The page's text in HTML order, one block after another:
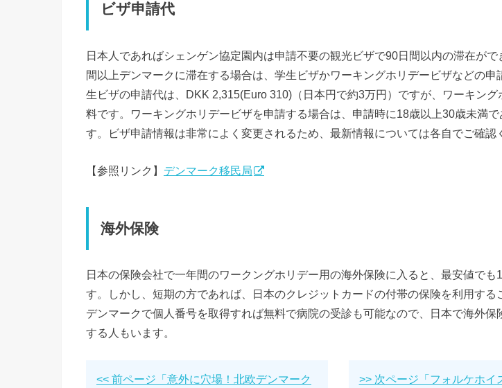
ビザ申請代
日本人であればシェンゲン協定園内は申請不要の観光ビザで90日間以内の滞在がで
間以上デンマークに滞在する場合は、学生ビザかワーキングホリデービザなどの申
生ビザの申請代は、DKK 2,315(Euro 310)（日本円で約3万円）ですが、ワーキング
料です。ワーキングホリデービザを申請する場合は、申請時に18歳以上30歳未満で
す。ビザ申請情報は非常によく変更されるため、最新情報については各自でご確認
【参照リンク】 デンマーク移民局
海外保険
日本の保険会社で一年間のワークングホリデー用の海外保険に入ると、最安値でも
す。しかし、短期の方であれば、日本のクレジットカードの付帯の保険を利用する
デンマークで個人番号を取得すれば無料で病院の受診も可能なので、日本で海外保
する人もいます。
<< 前ページ「意外に穴場！北欧デンマーク
>> 次ページ「フォルケホイ